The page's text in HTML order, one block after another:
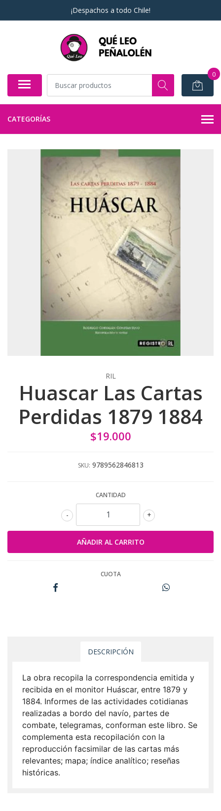
¡Despachos a todo Chile!
0
CATEGORÍAS
RIL
Huascar Las Cartas
Perdidas 1879 1884
$19.000
SKU: 9789562846813
CANTIDAD
+
-
CUOTA
DESCRIPCIÓN
La obra recopila la correspondencia emitida y
recibida en el monitor Huáscar, entre 1879 y
1884. Informes de las actividades cotidianas
realizadas a bordo del navío, partes de
combate, telegramas, conforman este libro. Se
complementa esta recopilación con la
reproducción facsimilar de las cartas más
relevantes; mapa; índice analítico; reseñas
históricas.